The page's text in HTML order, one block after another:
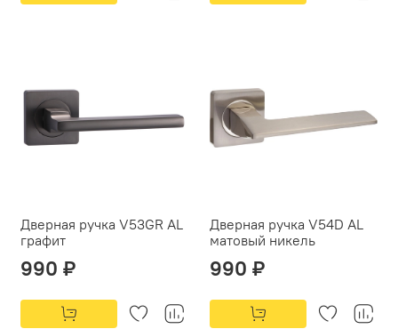
Дверная ручка V53GR AL
графит
990 ₽
Дверная ручка V54D AL
матовый никель
990 ₽